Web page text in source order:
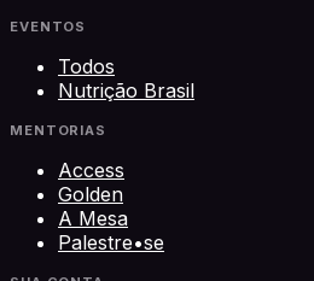
EVENTOS
Todos
Nutrição Brasil
MENTORIAS
Access
Golden
A Mesa
Palestre•se